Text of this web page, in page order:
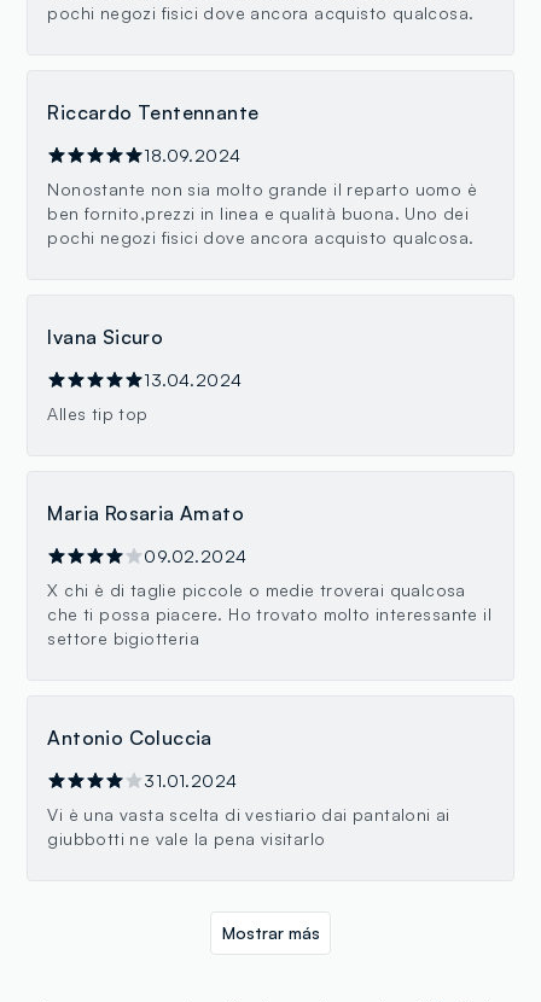
pochi negozi fisici dove ancora acquisto qualcosa.
Riccardo Tentennante
18.09.2024
Nonostante non sia molto grande il reparto uomo è
ben fornito,prezzi in linea e qualità buona. Uno dei
pochi negozi fisici dove ancora acquisto qualcosa.
Ivana Sicuro
13.04.2024
Alles tip top
Maria Rosaria Amato
09.02.2024
X chi è di taglie piccole o medie troverai qualcosa
che ti possa piacere. Ho trovato molto interessante il
settore bigiotteria
Antonio Coluccia
31.01.2024
Vi è una vasta scelta di vestiario dai pantaloni ai
giubbotti ne vale la pena visitarlo
Mostrar más